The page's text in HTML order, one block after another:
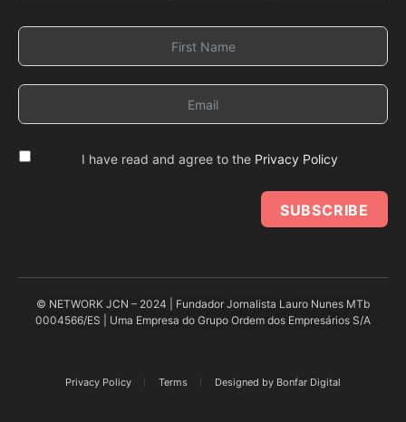
I have read and agree to the Privacy Policy
SUBSCRIBE
© NETWORK JCN – 2024 | Fundador Jornalista Lauro Nunes MTb
0004566/ES | Uma Empresa do Grupo Ordem dos Empresários S/A
Privacy Policy Terms Designed by Bonfar Digital